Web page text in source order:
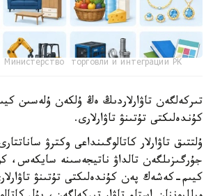
торговли и интеграции РК
تىركەلگەن تاۋارلاردىڭ ەڭ ۇلكەن ۇلەسىن
كۇندەلىكتى تۇتىنۋ تاۋارلارى.
ۇلتتىق تاۋارلار كاتالوگىنداعى وكترۋ
جۇرگىزىلگەن تالداۋ ناتيجەسىنە